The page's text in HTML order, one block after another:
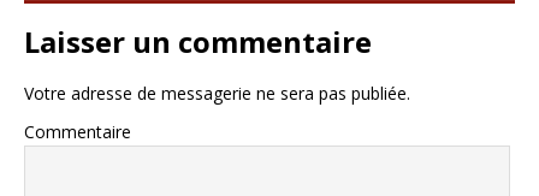
Laisser un commentaire
Votre adresse de messagerie ne sera pas publiée.
Commentaire